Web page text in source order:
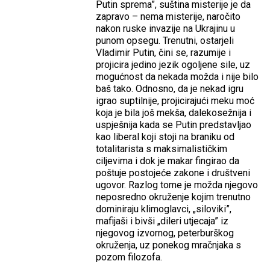
Putin sprema”, suština misterije je da
zapravo – nema misterije, naročito
nakon ruske invazije na Ukrajinu u
punom opsegu. Trenutni, ostarjeli
Vladimir Putin, čini se, razumije i
projicira jedino jezik ogoljene sile, uz
mogućnost da nekada možda i nije bilo
baš tako. Odnosno, da je nekad igru
igrao suptilnije, projicirajući meku moć
koja je bila još mekša, dalekosežnija i
uspješnija kada se Putin predstavljao
kao liberal koji stoji na braniku od
totalitarista s maksimalističkim
ciljevima i dok je makar fingirao da
poštuje postojeće zakone i društveni
ugovor. Razlog tome je možda njegovo
neposredno okruženje kojim trenutno
dominiraju klimoglavci, „siloviki”,
mafijaši i bivši „dileri utjecaja” iz
njegovog izvornog, peterburškog
okruženja, uz ponekog mračnjaka s
pozom filozofa.